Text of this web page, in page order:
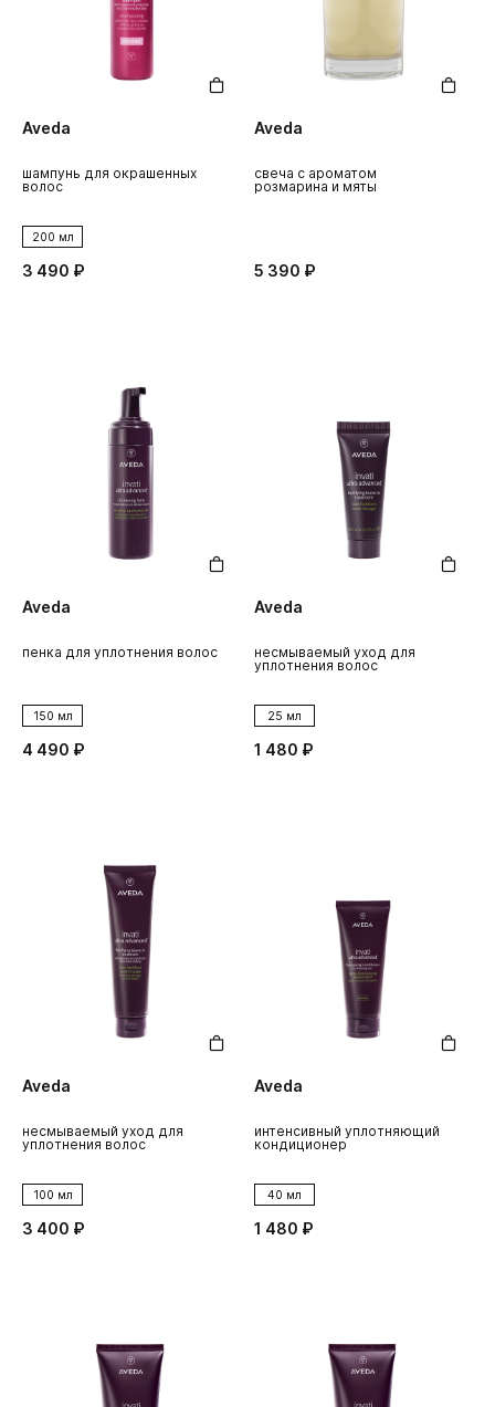
Aveda
шампунь для окрашенных
волос
200 мл
3 490 ₽
Aveda
свеча с ароматом
розмарина и мяты
5 390 ₽
Aveda
пенка для уплотнения волос
150 мл
4 490 ₽
Aveda
несмываемый уход для
уплотнения волос
25 мл
1 480 ₽
Aveda
несмываемый уход для
уплотнения волос
100 мл
3 400 ₽
Aveda
интенсивный уплотняющий
кондиционер
40 мл
1 480 ₽